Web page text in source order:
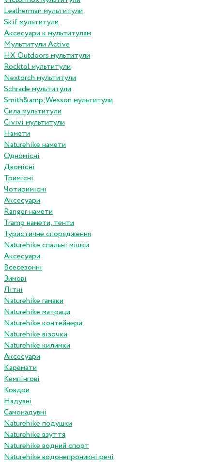
Leatherman мультитули
Skif мультитули
Аксесуари к мультитулам
Мультитули Active
HX Outdoors мультитули
Rocktol мультитули
Nextorch мультитули
Schrade мультитули
Smith&amp;Wesson мультитули
Сила мультитули
Civivi мультитули
Намети
Naturehike намети
Одномісні
Двомісні
Тримісні
Чотиримісні
Аксесуари
Ranger намети
Tramp намети, тенти
Туристичне спорядження
Naturehike спальні мішки
Аксесуари
Всесезонні
Зимові
Літні
Naturehike гамаки
Naturehike матраци
Naturehike контейнери
Naturehike візочки
Naturehike килимки
Аксесуари
Каремати
Кемпінгові
Ковдри
Надувні
Самонадувні
Naturehike подушки
Naturehike взуття
Naturehike водний спорт
Naturehike водонепроникні речі